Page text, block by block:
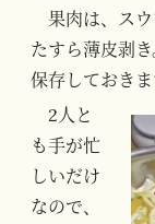
果肉は、ス
たすら薄皮剥
保存しておきま
2人と
も手が忙
しいだけ
なので、